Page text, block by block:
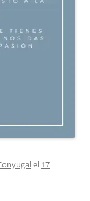
el 17